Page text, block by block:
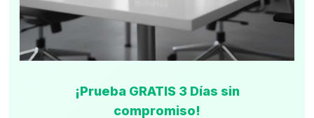
¡Prueba GRATIS 3 Días sin
compromiso!